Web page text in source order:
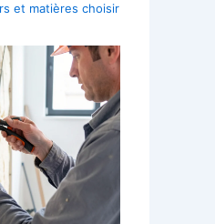
et matières choisir